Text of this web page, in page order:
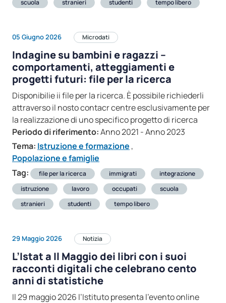
scuola
stranieri studenti tempo libero
05 Giugno 2026 Microdati
Indagine su bambini e ragazzi –
comportamenti, atteggiamenti e
progetti futuri: file per la ricerca
Disponibilie ii file per la ricerca. È possibile richiederli
attraverso il nosto contacr centre esclusivamente per
la realizzazione di uno specifico progetto di ricerca
Periodo di riferimento:Anno 2021 - Anno 2023
Tema: Istruzione e formazione ,
Popolazione e famiglie
Tag:
file per la ricerca immigrati
integrazione
istruzione
lavoro occupati
scuola
stranieri
studenti tempo libero
29 Maggio 2026 Notizia
L’Istat a Il Maggio dei libri con i suoi
racconti digitali che celebrano cento
anni di statistiche
Il 29 maggio 2026 l’Istituto presenta l’evento online